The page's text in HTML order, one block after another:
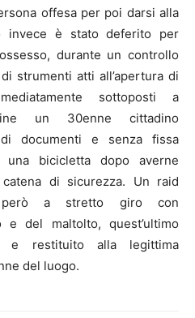
offesa per poi darsi alla
invece è stato deferito per
durante un controllo
strumenti atti all’apertura di
sottoposti a
un 30enne cittadino
documenti e senza fissa
bicicletta dopo averne
di sicurezza. Un raid
però a stretto giro con
e del maltolto, quest’ultimo
e restituito alla legittima
del luogo.